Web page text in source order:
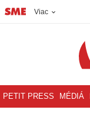
Viac
PETIT PRESS MÉDIÁ